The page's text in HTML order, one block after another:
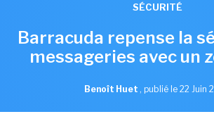
SÉCURITÉ
Barracuda repense la
messageries avec un
Benoît Huet , publié le 22 Juin